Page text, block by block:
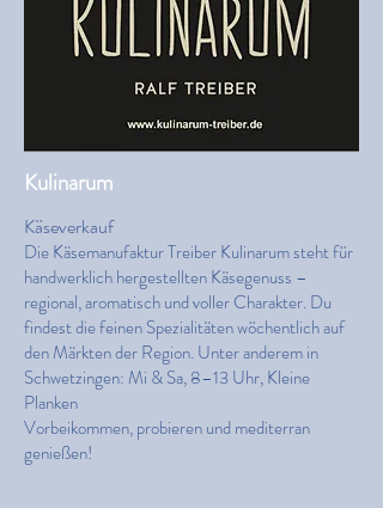
Kulinarum
Käseverkauf
Die Käsemanufaktur Treiber Kulinarum steht für
handwerklich hergestellten Käsegenuss –
regional, aromatisch und voller Charakter. Du
findest die feinen Spezialitäten wöchentlich auf
den Märkten der Region. Unter anderem in
Schwetzingen: Mi & Sa, 8–13 Uhr, Kleine
Planken
Vorbeikommen, probieren und mediterran
genießen!